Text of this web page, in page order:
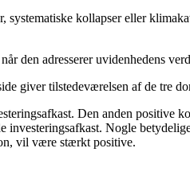
kollapser eller
den adresserer uvidenhedens
giver tilstedeværelsen af ​​de tre
Den anden positive
Nogle
vil være stærkt positive.